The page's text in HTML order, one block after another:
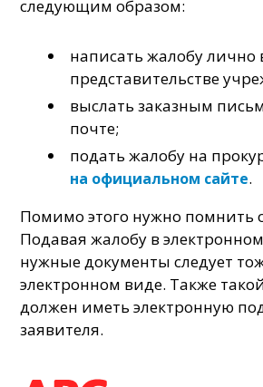
следующим образом:
написать жалобу лично
представительстве
выслать заказным
почте;
подать жалобу на
на официальном сайте.
Помимо этого нужно помнить
Подавая жалобу в
нужные документы следует
электронном виде. Также
должен иметь электронную
заявителя.